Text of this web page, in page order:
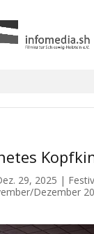
29, 2025 |
Dezember